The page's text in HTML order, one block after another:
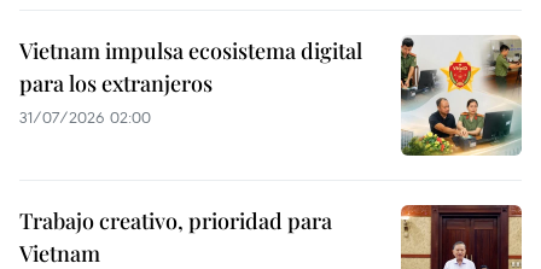
Vietnam impulsa ecosistema digital
para los extranjeros
31/07/2026 02:00
Trabajo creativo, prioridad para
Vietnam